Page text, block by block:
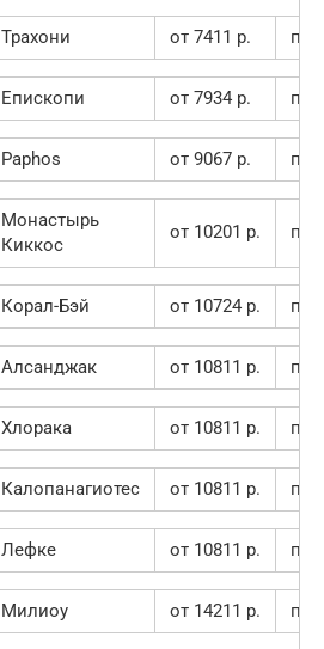
Трахони от 7411 p.
Епископи от 7934 p.
Paphos от 9067 p.
Монастырь
Киккос
от 10201 p.
Корал-Бэй от 10724 p.
Алсанджак от 10811 p.
Хлорака от 10811 p.
Калопанагиотес от 10811 p.
Лефке от 10811 p.
Милиоу от 14211 p.